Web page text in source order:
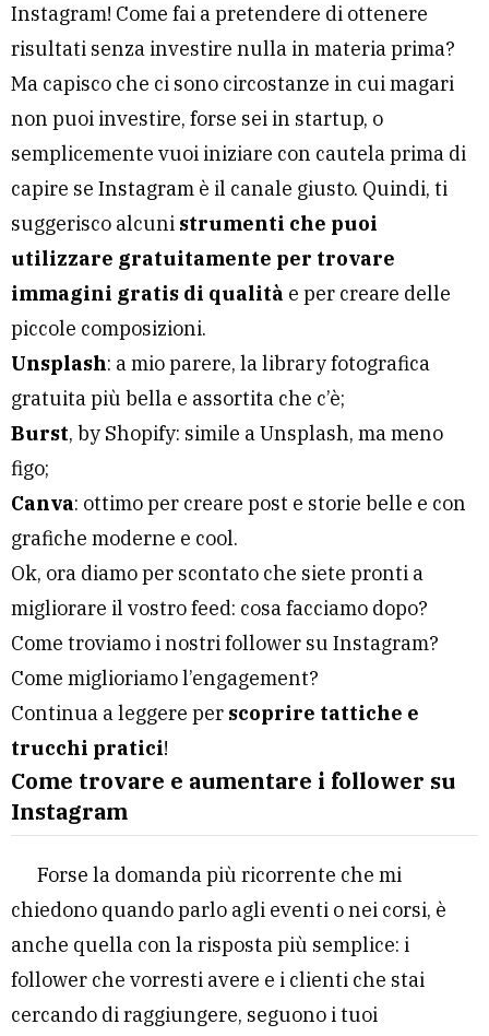
Instagram! Come fai a pretendere di ottenere
risultati senza investire nulla in materia prima?
Ma capisco che ci sono circostanze in cui magari
non puoi investire, forse sei in startup, o
semplicemente vuoi iniziare con cautela prima di
capire se Instagram è il canale giusto. Quindi, ti
suggerisco alcuni strumenti che puoi
utilizzare gratuitamente per trovare
immagini gratis di qualità e per creare delle
piccole composizioni.
Unsplash: a mio parere, la library fotografica
gratuita più bella e assortita che c’è;
Burst, by Shopify: simile a Unsplash, ma meno
figo;
Canva: ottimo per creare post e storie belle e con
grafiche moderne e cool.
Ok, ora diamo per scontato che siete pronti a
migliorare il vostro feed: cosa facciamo dopo?
Come troviamo i nostri follower su Instagram?
Come miglioriamo l’engagement?
Continua a leggere per scoprire tattiche e
trucchi pratici!
Come trovare e aumentare i follower su
Instagram
Forse la domanda più ricorrente che mi
chiedono quando parlo agli eventi o nei corsi, è
anche quella con la risposta più semplice: i
follower che vorresti avere e i clienti che stai
cercando di raggiungere, seguono i tuoi